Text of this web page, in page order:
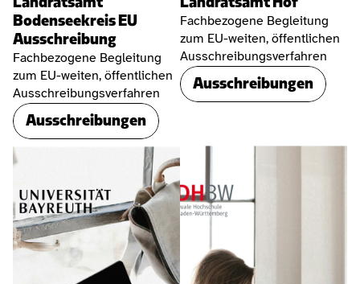
Landratsamt
Bodenseekreis EU
Ausschreibung
Fachbezogene Begleitung
zum EU-weiten, öffentlichen
Ausschreibungsverfahren
Ausschreibungen
Landratsamt Hof
Fachbezogene Begleitung
zum EU-weiten, öffentlichen
Ausschreibungsverfahren
Ausschreibungen